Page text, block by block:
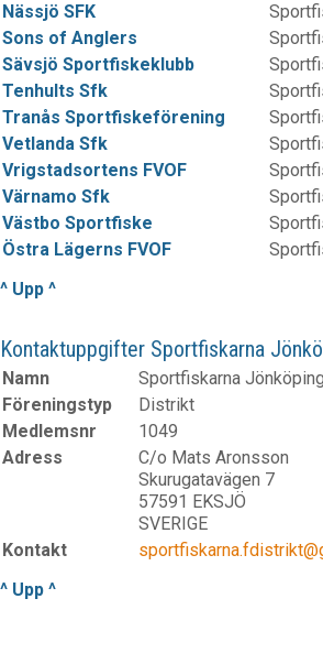
Nässjö SFK
Sons of Anglers
Sävsjö Sportfiskeklubb
Tenhults Sfk
Tranås Sportfiskeförening
Vetlanda Sfk
Vrigstadsortens FVOF
Värnamo Sfk
Västbo Sportfiske
Östra Lägerns FVOF
^ Upp ^
Kontaktuppgifter Sportfiskarna
Namn
Sportfiskarna Jönköping
Föreningstyp
Distrikt
Medlemsnr
1049
Adress
C/o Mats Aronsson
Skurugatavägen 7
57591 EKSJÖ
SVERIGE
Kontakt
^ Upp ^